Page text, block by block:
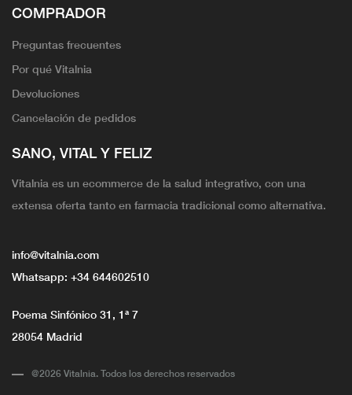
COMPRADOR
Preguntas frecuentes
Por qué Vitalnia
Devoluciones
Cancelación de pedidos
SANO, VITAL Y FELIZ
Vitalnia es un ecommerce de la salud integrativo, con una
extensa oferta tanto en farmacia tradicional como alternativa.
info@vitalnia.com
Whatsapp: +34 644602510
Poema Sinfónico 31, 1ª 7
28054 Madrid
@2026 Vitalnia. Todos los derechos reservados